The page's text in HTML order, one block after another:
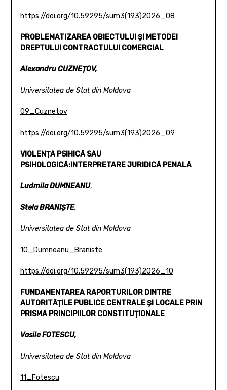
https://doi.org/10.59295/sum3(193)2026_08
PROBLEMATIZAREA OBIECTULUI ȘI METODEI
DREPTULUI CONTRACTULUI COMERCIAL
Alexandru CUZNEȚOV,
Universitatea de Stat din Moldova
09_Cuznetov
https://doi.org/10.59295/sum3(193)2026_09
VIOLENȚA PSIHICĂ SAU
PSIHOLOGICĂ:INTERPRETARE JURIDICĂ PENALĂ
Ludmila DUMNEANU,
Stela BRANIȘTE,
Universitatea de Stat din Moldova
10_Dumneanu_Braniste
https://doi.org/10.59295/sum3(193)2026_10
FUNDAMENTAREA RAPORTURILOR DINTRE
AUTORITĂȚILE PUBLICE CENTRALE ȘI LOCALE PRIN
PRISMA PRINCIPIILOR CONSTITUȚIONALE
Vasile FOTESCU,
Universitatea de Stat din Moldova
11_Fotescu